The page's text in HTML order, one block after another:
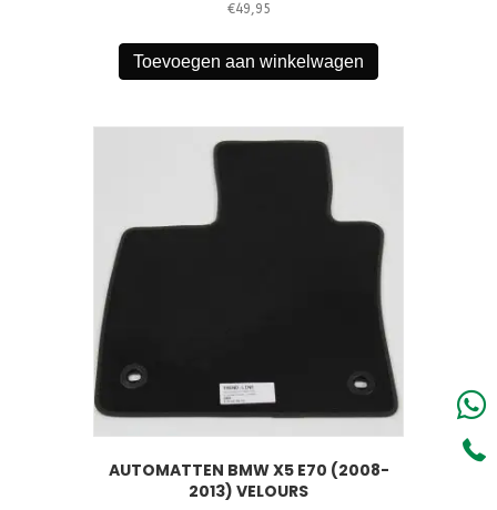
€49,95
Toevoegen aan winkelwagen
AUTOMATTEN BMW X5 E70 (2008-
2013) VELOURS